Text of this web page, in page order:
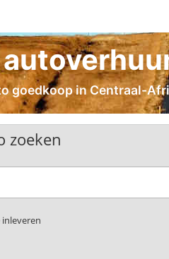
goedkoop in Centraal-
zoeken